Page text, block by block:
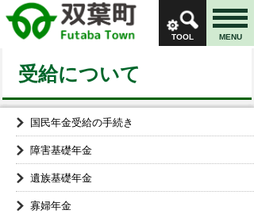
TOOL MENU
受給について
国民年金受給の手続き
障害基礎年金
遺族基礎年金
寡婦年金